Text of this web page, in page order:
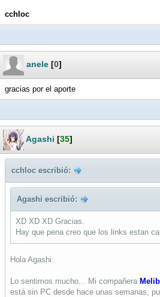
cchloc
anele [0]
gracias por el aporte
Agashi [35]
cchloc escribió:
Agashi escribió:
XD XD XD Gracias.
Hay que pena creo que los links estan
Hola Agashi:
Lo sentimos mucho... Mi compañera
está sin PC desde hace unas semanas,